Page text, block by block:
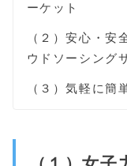
ーケット
（２）安心・安
ウドソーシング
（３）気軽に簡